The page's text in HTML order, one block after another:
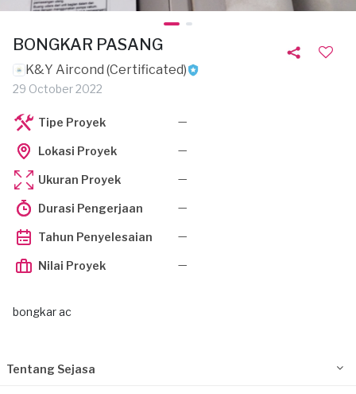
BONGKAR PASANG
K&Y Aircond (Certificated)
29 October 2022
Tipe Proyek —
Lokasi Proyek —
Ukuran Proyek —
Durasi Pengerjaan —
Tahun Penyelesaian —
Nilai Proyek —
bongkar ac
Tentang Sejasa